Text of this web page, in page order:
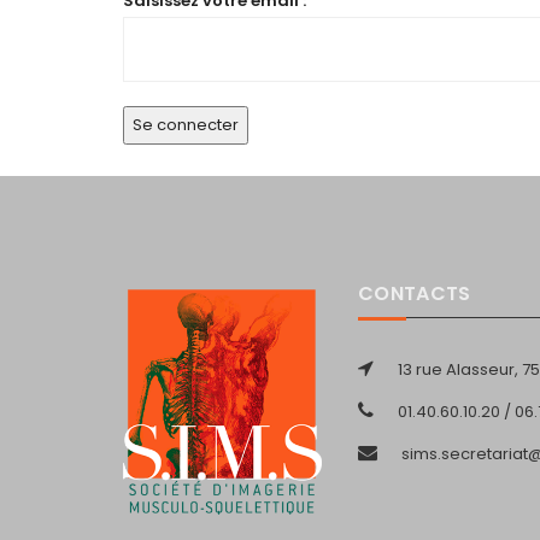
CONTACTS
13 rue Alasseur, 75
01.40.60.10.20 /